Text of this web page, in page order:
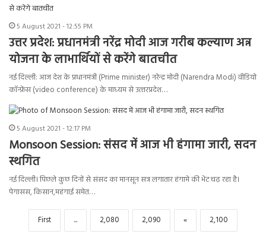
5 August 2021 - 12:55 PM
उत्तर प्रदेश: प्रधानमंत्री नरेंद्र मोदी आज गरीब कल्याण अन्न
योजना के लाभार्थियों से करेंगे बातचीत
नई दिल्ली: आज देश के प्रधानमंत्री (Prime minister) नरेन्‍द्र मोदी (Narendra Modi) वीडियो
कॉन्‍फ्रेंस (video conference) के माध्‍यम से उत्‍तरप्रदेश…
5 August 2021 - 12:17 PM
Monsoon Session: संसद में आज भी हंगामा जारी, सदन
स्थगित
नई दिल्ली। पिछले कुछ दिनों से संसद का मानसून सत्र लगातार हंगामे की भेंट चढ़ रहा है।
पेगासस, किसान,महंगाई समेत…
First ... 2,080 2,090 « 2,100